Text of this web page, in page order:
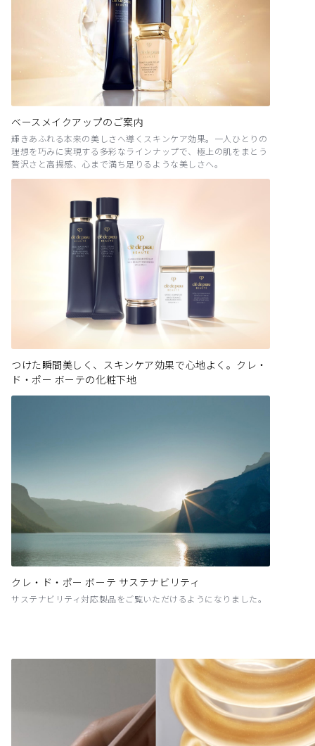
ベースメイクアップのご案内
輝きあふれる本来の美しさへ導くスキンケア効果。一人ひとりの
理想を巧みに実現する多彩なラインナップで、極上の肌をまとう
贅沢さと高揚感、心まで満ち足りるような美しさへ。
つけた瞬間美しく、スキンケア効果で心地よく。クレ・
ド・ポー ボーテの化粧下地
クレ・ド・ポー ボーテ サステナビリティ
サステナビリティ対応製品をご覧いただけるようになりました。